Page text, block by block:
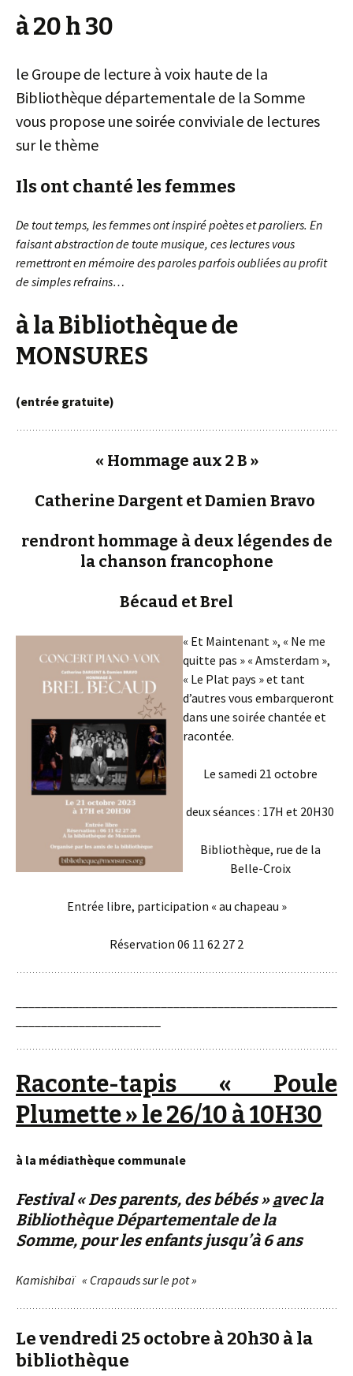
à 20 h 30
le Groupe de lecture à voix haute de la
Bibliothèque départementale de la Somme
vous propose une soirée conviviale de lectures
sur le thème
Ils ont chanté les femmes
De tout temps, les femmes ont inspiré poètes et paroliers. En
faisant abstraction de toute musique, ces lectures vous
remettront en mémoire des paroles parfois oubliées au profit
de simples refrains…
à la Bibliothèque de
MONSURES
(entrée gratuite)
« Hommage aux 2 B »
Catherine Dargent et Damien Bravo
rendront hommage à deux légendes de
la chanson francophone
Bécaud et Brel
« Et Maintenant », « Ne me
quitte pas » « Amsterdam »,
« Le Plat pays » et tant
d’autres vous embarqueront
dans une soirée chantée et
racontée.
Le samedi 21 octobre
deux séances : 17H et 20H30
Bibliothèque, rue de la
Belle-Croix
Entrée libre, participation « au chapeau »
Réservation 06 11 62 27 2
Raconte-tapis « Poule
Plumette »le 26/10 à 10H30
à la médiathèque communale
Festival« Des parents, des bébés »avec la
Bibliothèque Départementale de la
Somme, pour les enfants jusqu’à 6 ans
Kamishibaï « Crapauds sur le pot »
Le vendredi 25 octobre à 20h30 à la
bibliothèque